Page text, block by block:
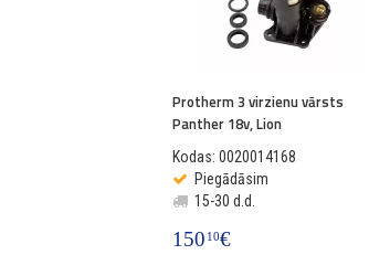
Protherm 3 virzienu vārsts
Panther 18v, Lion
Kodas: 0020014168
Piegādāsim
15-30 d.d.
150 10€